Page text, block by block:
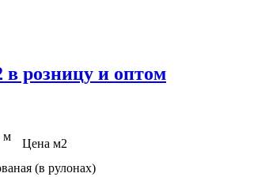
в розницу и оптом
м
Цена м2
(в рулонах)